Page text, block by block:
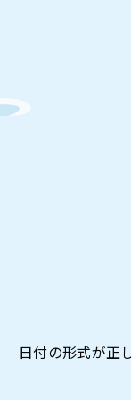
日付の形式が正